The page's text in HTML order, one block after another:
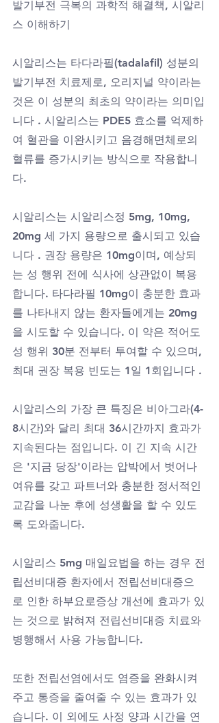
발기부전 극복의 과학적 해결책, 시알리
스 이해하기
시알리스는 타다라필(tadalafil) 성분의
발기부전 치료제로, 오리지널 약이라는
것은 이 성분의 최초의 약이라는 의미입
니다 . 시알리스는 PDE5 효소를 억제하
여 혈관을 이완시키고 음경해면체로의
혈류를 증가시키는 방식으로 작용합니
다.
시알리스는 시알리스정 5mg, 10mg,
20mg 세 가지 용량으로 출시되고 있습
니다 . 권장 용량은 10mg이며, 예상되
는 성 행위 전에 식사에 상관없이 복용
합니다. 타다라필 10mg이 충분한 효과
를 나타내지 않는 환자들에게는 20mg
을 시도할 수 있습니다. 이 약은 적어도
성 행위 30분 전부터 투여할 수 있으며,
최대 권장 복용 빈도는 1일 1회입니다 .
시알리스의 가장 큰 특징은 비아그라(4-
8시간)와 달리 최대 36시간까지 효과가
지속된다는 점입니다. 이 긴 지속 시간
은 '지금 당장'이라는 압박에서 벗어나
여유를 갖고 파트너와 충분한 정서적인
교감을 나눈 후에 성생활을 할 수 있도
록 도와줍니다.
시알리스 5mg 매일요법을 하는 경우 전
립선비대증 환자에서 전립선비대증으
로 인한 하부요로증상 개선에 효과가 있
는 것으로 밝혀져 전립선비대증 치료와
병행해서 사용 가능합니다.
또한 전립선염에서도 염증을 완화시켜
주고 통증을 줄여줄 수 있는 효과가 있
습니다. 이 외에도 사정 양과 시간을 연